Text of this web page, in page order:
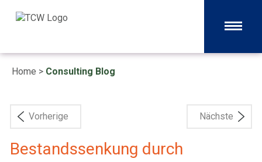
Home > Consulting Blog
Vorherige Nächste
Bestandssenkung durch